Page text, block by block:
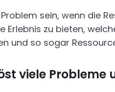
sein, wenn die
Erlebnis zu bieten,
und so sogar
viele Probleme